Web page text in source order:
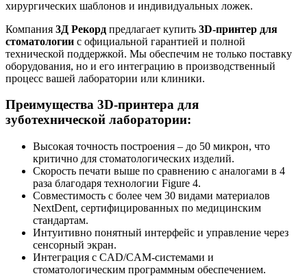
хирургических шаблонов и индивидуальных ложек.
Компания 3Д Рекорд предлагает купить 3D-принтер для
стоматологии с официальной гарантией и полной
технической поддержкой. Мы обеспечим не только поставку
оборудования, но и его интеграцию в производственный
процесс вашей лаборатории или клиники.
Преимущества 3D-принтера для
зуботехнической лаборатории:
Высокая точность построения – до 50 микрон, что
критично для стоматологических изделий.
Скорость печати выше по сравнению с аналогами в 4
раза благодаря технологии Figure 4.
Совместимость с более чем 30 видами материалов
NextDent, сертифицированных по медицинским
стандартам.
Интуитивно понятный интерфейс и управление через
сенсорный экран.
Интеграция с CAD/CAM-системами и
стоматологическим программным обеспечением.